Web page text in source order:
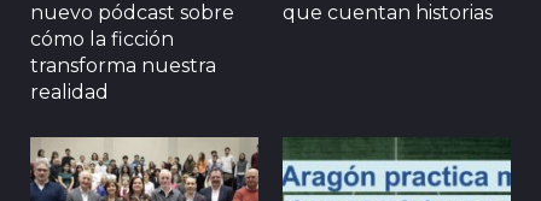
nuevo pódcast sobre
cómo la ficción
transforma nuestra
realidad
que cuentan historias